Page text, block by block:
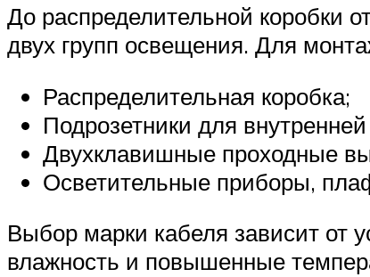
До распределительной коробки
двух групп освещения. Для
Распределительная коробка;
Подрозетники для
Двухклавишные проходные
Осветительные приборы,
Выбор марки кабеля зависит от
влажность и повышенные